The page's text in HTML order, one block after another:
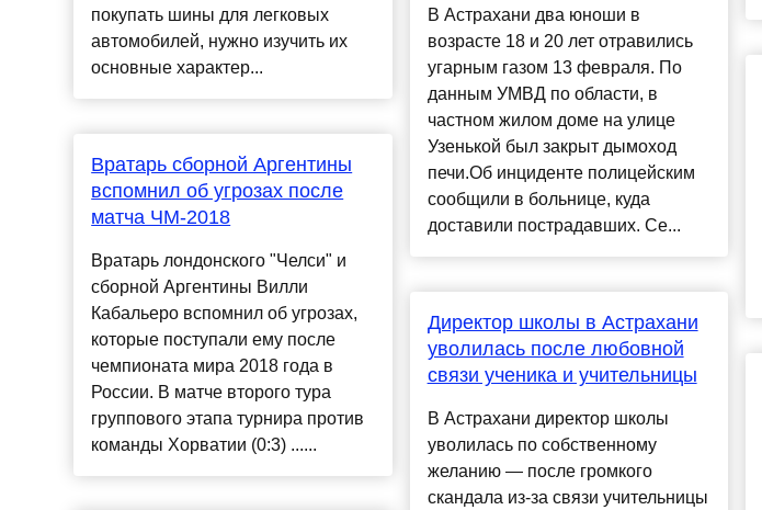
покупать шины для легковых
автомобилей, нужно изучить их
основные характер...
Вратарь сборной Аргентины
вспомнил об угрозах после
матча ЧМ-2018
Вратарь лондонского "Челси" и
сборной Аргентины Вилли
Кабальеро вспомнил об угрозах,
которые поступали ему после
чемпионата мира 2018 года в
России. В матче второго тура
группового этапа турнира против
команды Хорватии (0:3) ......
В Астрахани два юноши в
возрасте 18 и 20 лет отравились
угарным газом 13 февраля. По
данным УМВД по области, в
частном жилом доме на улице
Узенькой был закрыт дымоход
печи.Об инциденте полицейским
сообщили в больнице, куда
доставили пострадавших. Се...
Директор школы в Астрахани
уволилась после любовной
связи ученика и учительницы
В Астрахани директор школы
уволилась по собственному
желанию — после громкого
скандала из-за связи учительницы